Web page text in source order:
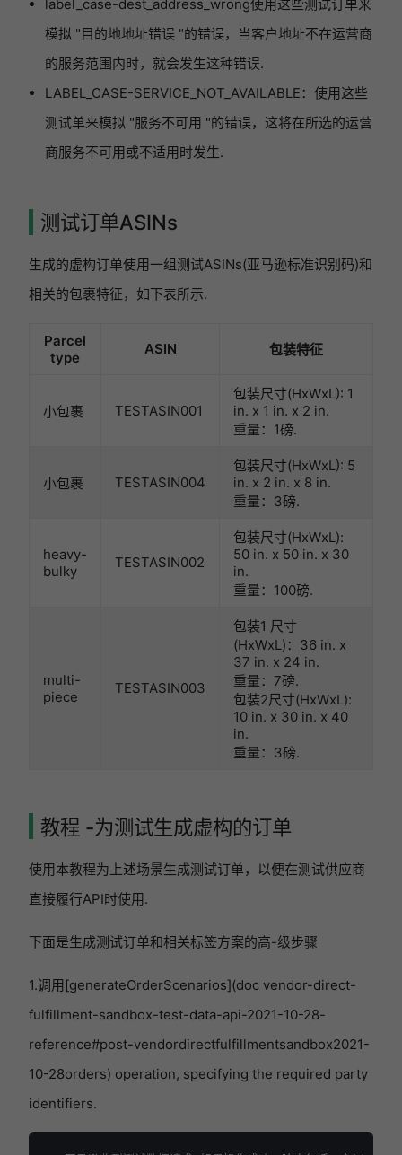
label_case-dest_address_wrong使用这些测试订单来
模拟 "目的地地址错误 "的错误，当客户地址不在运营商
的服务范围内时，就会发生这种错误.
LABEL_CASE-SERVICE_NOT_AVAILABLE：使用这些
测试单来模拟 "服务不可用 "的错误，这将在所选的运营
商服务不可用或不适用时发生.
测试订单ASINs
生成的虚构订单使用一组测试ASINs(亚马逊标准识别码)和
相关的包裹特征，如下表所示.
Parcel
type
ASIN 包装特征
小包裹 TESTASIN001
包装尺寸(HxWxL): 1
in. x 1 in. x 2 in.
重量：1磅.
小包裹 TESTASIN004
包装尺寸(HxWxL): 5
in. x 2 in. x 8 in.
重量：3磅.
heavy-
bulky
TESTASIN002
包装尺寸(HxWxL):
50 in. x 50 in. x 30
in.
重量：100磅.
multi-
piece
TESTASIN003
包装1 尺寸
(HxWxL)：36 in. x
37 in. x 24 in.
重量：7磅.
包装2尺寸(HxWxL):
10 in. x 30 in. x 40
in.
重量：3磅.
教程 -为测试生成虚构的订单
使用本教程为上述场景生成测试订单，以便在测试供应商
直接履行API时使用.
下面是生成测试订单和相关标签方案的高-级步骤
1.调用[generateOrderScenarios](doc vendor-direct-
fulfillment-sandbox-test-data-api-2021-10-28-
reference#post-vendordirectfulfillmentsandbox2021-
10-28orders) operation, specifying the required party
identifiers.